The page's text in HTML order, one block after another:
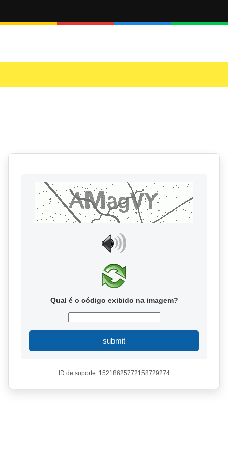
Qual é o código exibido na imagem?
submit
ID de suporte: 15218625772158729274